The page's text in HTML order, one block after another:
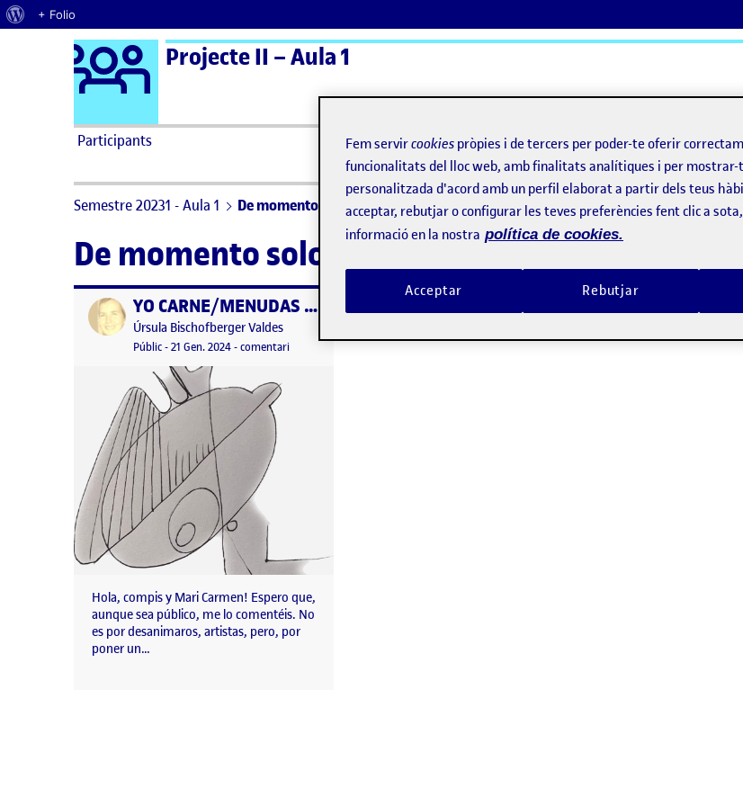
Quant al WordPress
+ Folio
Saltar al contingut Logo Ágora
Projecte II – Aula 1
Participants ActiFolios
Semestre 20231 - Aula 1 De momento solo tags
De momento solo tags
Publicat per YO CARNE/MENUDAS PINTAS. Crear mi propia videoinstalación. Trabajo final, materiales fuente y abstract hecho con tags
Publicat per
Úrsula Bischofberger Valdes
Visibilitat:
Públic-Data de publicació
21 Gen. 202421 gener, 2024 9:37 pm
-comentariel YO CARNE/MENUDAS PINTAS. Crear mi propia videoinstalación. Trabajo final, materiales
Hola, compis y Mari Carmen! Espero que,
aunque sea público, me lo comentéis. No
es por desanimaros, artistas, pero, por
poner un…
Fem servircookies pròpies i de tercers per poder-te oferir
funcionalitats del lloc web, amb finalitats analítiques i per
personalitzada d'acord amb un perfil elaborat a partir dels teus
acceptar, rebutjar o configurar les teves preferències fent clic a
informació en la nostra política de cookies.
Rebutjar
Acceptar